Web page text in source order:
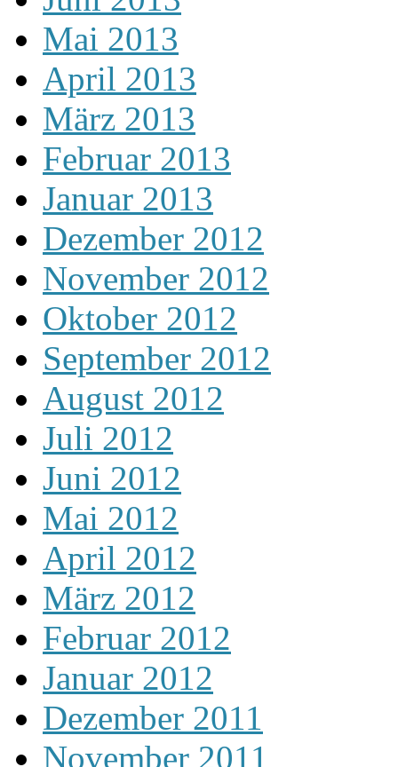
Mai 2013
April 2013
März 2013
Februar 2013
Januar 2013
Dezember 2012
November 2012
Oktober 2012
September 2012
August 2012
Juli 2012
Juni 2012
Mai 2012
April 2012
März 2012
Februar 2012
Januar 2012
Dezember 2011
November 2011